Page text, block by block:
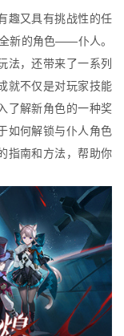
趣又具有挑战性的任
新的角色——仆人。
法，还带来了一系列
就不仅是对玩家技能
了解新角色的一种奖
如何解锁与仆人角色
指南和方法，帮助你